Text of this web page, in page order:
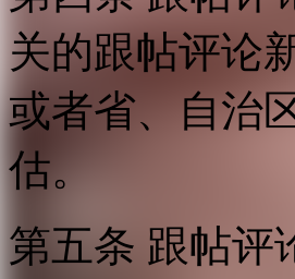
关的跟帖评论
或者省、自治
估。
第五条 跟帖评